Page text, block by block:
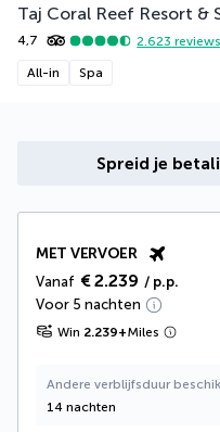
Taj Coral Reef Resort &
4,7 2.623 reviews
All-in Spa
Spreid je
MET VERVOER
Vanaf € 2.239 / p.p.
Voor 5 nachten
Win 2.239+Miles
Andere verblijfsduur
14 nachten